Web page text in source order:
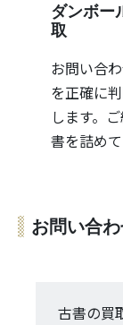
ダンボー
取
お問い合
を正確に
します。
書を詰め
お問い合
古書の買